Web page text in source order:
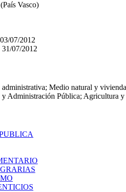
Vasco)
03/07/2012
31/07/2012
Medio natural y
Administración Pública; Agricultura y